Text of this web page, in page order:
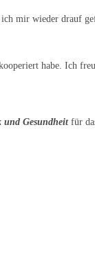
mir wieder drauf
habe. Ich
und Gesundheit für